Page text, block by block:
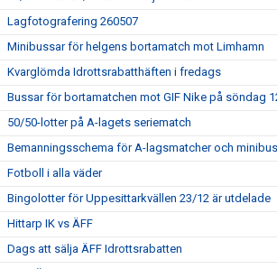
Lagfotografering 260507
Minibussar för helgens bortamatch mot Limhamn
Kvarglömda Idrottsrabatthäften i fredags
Bussar för bortamatchen mot GIF Nike på söndag
50/50-lotter på A-lagets seriematch
Bemanningsschema för A-lagsmatcher och
Fotboll i alla väder
Bingolotter för Uppesittarkvällen 23/12 är utdelade
Hittarp IK vs ÄFF
Dags att sälja ÄFF Idrottsrabatten